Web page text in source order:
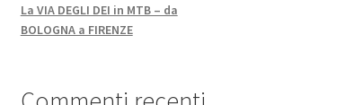
La VIA DEGLI DEI in MTB – da
BOLOGNA a FIRENZE